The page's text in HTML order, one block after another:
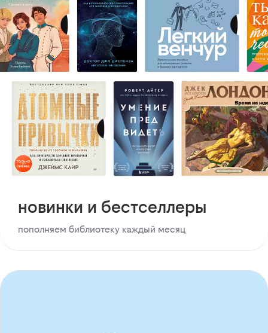
новинки и бестселлеры
пополняем библиотеку каждый месяц